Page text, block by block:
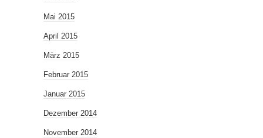
Mai 2015
April 2015
März 2015
Februar 2015
Januar 2015
Dezember 2014
November 2014